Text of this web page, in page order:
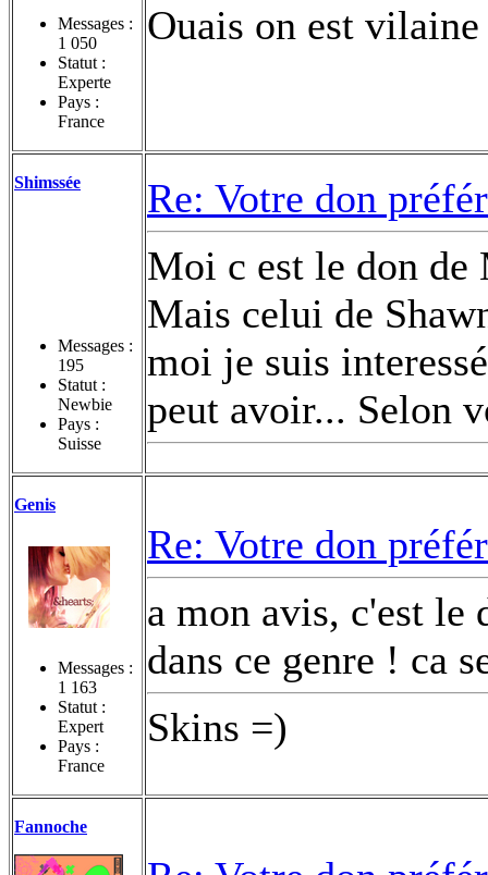
Messages :
1 050
Statut :
Experte
Pays :
France
Ouais on est
Shimssée
Messages :
195
Statut :
Newbie
Pays :
Suisse
Re: Votre don
Moi c est le don de
Mais celui de
moi je suis
peut avoir... Selon
Genis
Messages :
1 163
Statut :
Expert
Pays :
France
Re: Votre don
a mon avis, c'est
dans ce genre ! ca
Skins =)
Fannoche